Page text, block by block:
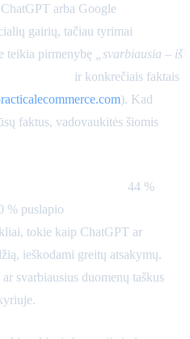
arba Google
gairių, tačiau tyrimai
teikia pirmenybę
„svarbiausia – iš
ir konkrečiais faktais
). Kad
faktus, vadovaukitės šiomis
44 %
% puslapio
tokie kaip ChatGPT ar
ieškodami greitų atsakymų.
svarbiausius duomenų taškus